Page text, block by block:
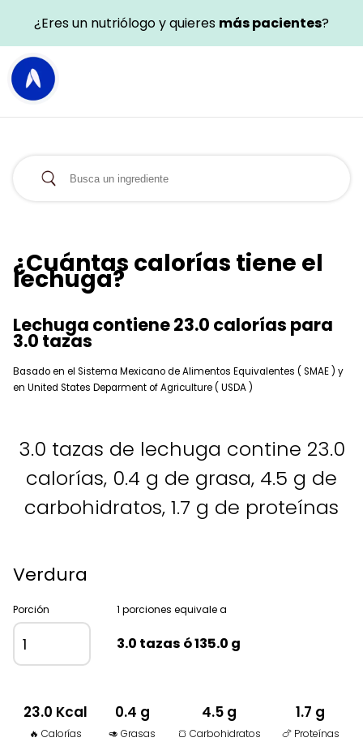
¿Eres un nutriólogo y quieres más pacientes?
¿Cuántas calorías tiene el
lechuga?
Lechuga contiene 23.0 calorías para
3.0 tazas
Basado en el Sistema Mexicano de Alimentos Equivalentes ( SMAE ) y
en United States Deparment of Agriculture ( USDA )
3.0 tazas de lechuga contine 23.0
calorías, 0.4 g de grasa, 4.5 g de
carbohidratos, 1.7 g de proteínas
Verdura
Porción 1 porciones equivale a
3.0 tazas ó 135.0 g
23.0 Kcal
🔥 Calorías
0.4 g
🥑 Grasas
4.5 g
🍞 Carbohidratos
1.7 g
🍗 Proteínas